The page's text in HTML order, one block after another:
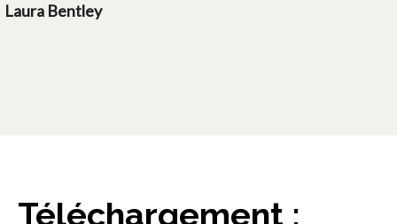
Laura Bentley
Téléchargement :